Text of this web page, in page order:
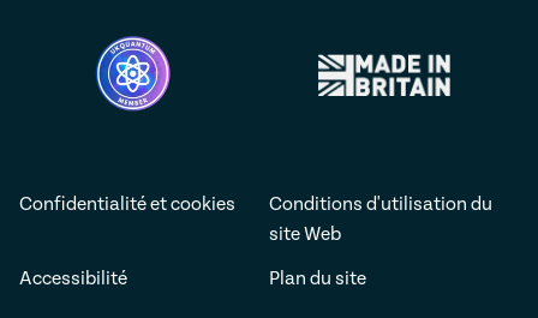
Confidentialité et cookies
Conditions d'utilisation du
site Web
Accessibilité
Plan du site